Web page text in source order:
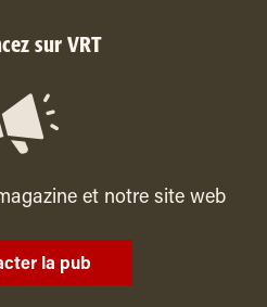
sur VRT
et notre site web
la pub